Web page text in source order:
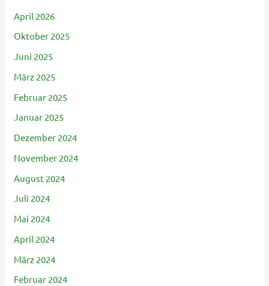
April 2026
Oktober 2025
Juni 2025
März 2025
Februar 2025
Januar 2025
Dezember 2024
November 2024
August 2024
Juli 2024
Mai 2024
April 2024
März 2024
Februar 2024